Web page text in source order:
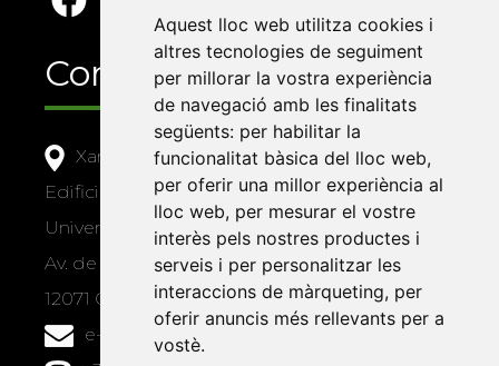
Aquest lloc web utilitza cookies i
altres tecnologies de seguiment
per millorar la vostra experiència
de navegació amb les finalitats
següents: per habilitar la
funcionalitat bàsica del lloc web,
per oferir una millor experiència al
lloc web, per mesurar el vostre
interès pels nostres productes i
serveis i per personalitzar les
interaccions de màrqueting, per
oferir anuncis més rellevants per a
vostè.
Contacte
Xarxa Vives d'Universitats
Edifici Àgora
Universitat Jaume I, local 10
Av. de Vicent Sos Baynat, s/n
12071 Castelló de la Plana
e-buc@vives.org